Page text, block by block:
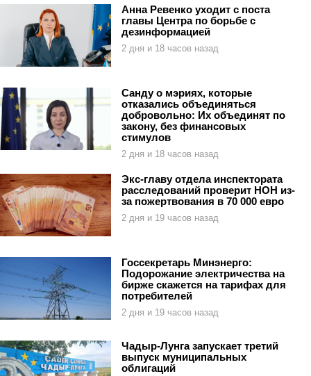
Анна Ревенко уходит с поста
главы Центра по борьбе с
дезинформацией
2 дня и 18 часов назад
Санду о мэриях, которые
отказались объединяться
добровольно: Их объединят по
закону, без финансовых
стимулов
2 дня и 18 часов назад
Экс-главу отдела инспектората
расследований проверит НОН из-
за пожертвования в 70 000 евро
2 дня и 19 часов назад
Госсекретарь Минэнерго:
Подорожание электричества на
бирже скажется на тарифах для
потребителей
2 дня и 19 часов назад
Чадыр-Лунга запускает третий
выпуск муниципальных
облигаций